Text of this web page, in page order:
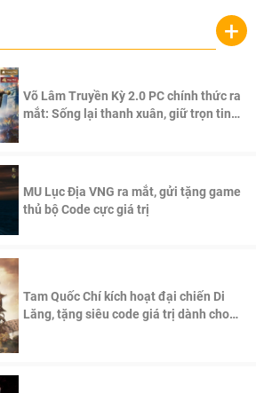
+
Võ Lâm Truyền Kỳ 2.0 PC chính thức ra
mắt: Sống lại thanh xuân, giữ trọn tinh
MU Lục Địa VNG ra mắt, gửi tặng game
thủ bộ Code cực giá trị
Tam Quốc Chí kích hoạt đại chiến Di
Lăng, tặng siêu code giá trị dành cho